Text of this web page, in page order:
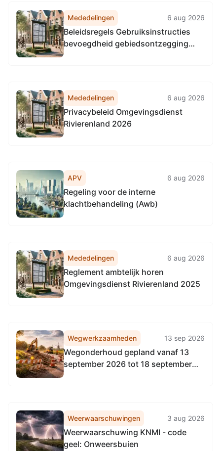
Mededelingen 6 aug 2026
Beleidsregels Gebruiksinstructies
bevoegdheid gebiedsontzegging
Mededelingen 6 aug 2026
Privacybeleid Omgevingsdienst
Rivierenland 2026
APV 6 aug 2026
Regeling voor de interne
klachtbehandeling (Awb)
Mededelingen 6 aug 2026
Reglement ambtelijk horen
Omgevingsdienst Rivierenland 2025
Wegwerkzaamheden 13 sep 2026
Wegonderhoud gepland vanaf 13
september 2026 tot 18 september
Weerwaarschuwingen 3 aug 2026
Weerwaarschuwing KNMI - code
geel: Onweersbuien